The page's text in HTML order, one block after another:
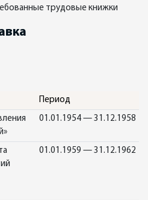
трудовые книжки
Период
01.01.1954 — 31.12.1958
01.01.1959 — 31.12.1962